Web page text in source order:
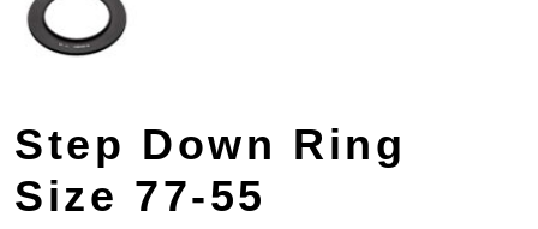
Step Down Ring
Size 77-55